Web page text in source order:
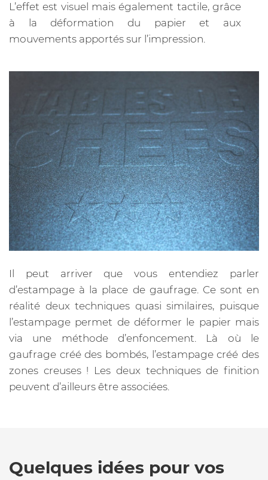
L’effet est visuel mais également tactile, grâce
à la déformation du papier et aux
mouvements apportés sur l’impression.
Il peut arriver que vous entendiez parler
d’estampage à la place de gaufrage. Ce sont en
réalité deux techniques quasi similaires, puisque
l’estampage permet de déformer le papier mais
via une méthode d’enfoncement. Là où le
gaufrage créé des bombés, l’estampage créé des
zones creuses ! Les deux techniques de finition
peuvent d’ailleurs être associées.
Quelques idées pour vos